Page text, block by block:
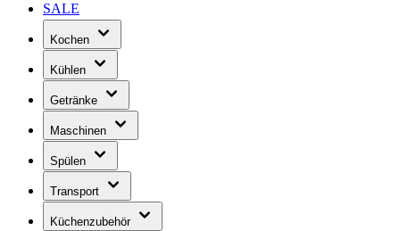
SALE
Kochen
Kühlen
Getränke
Maschinen
Spülen
Transport
Küchenzubehör